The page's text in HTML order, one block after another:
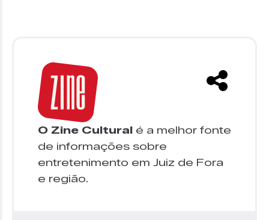
O Zine Cultural é a melhor fonte
de informações sobre
entretenimento em Juiz de Fora
e região.